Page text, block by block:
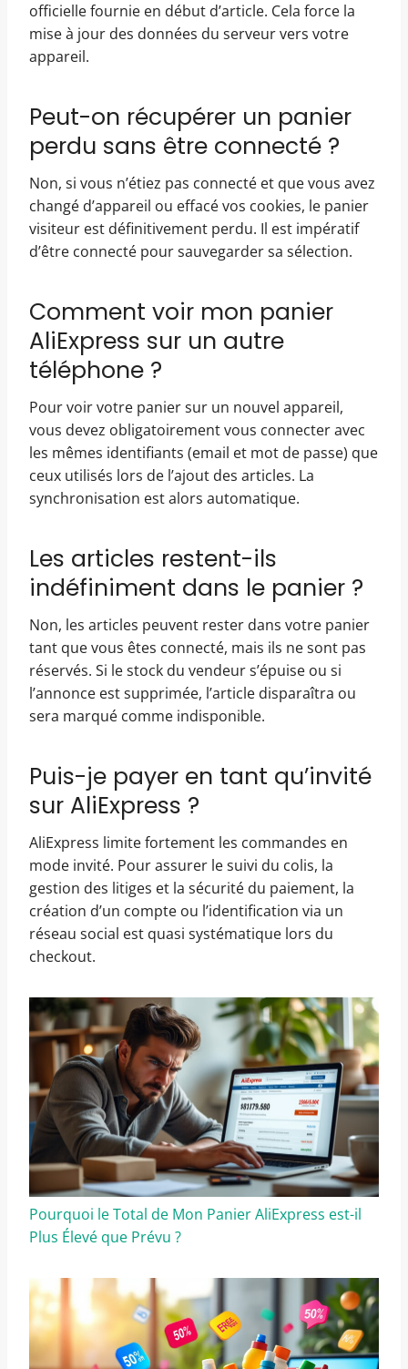
officielle fournie en début d’article. Cela force la
mise à jour des données du serveur vers votre
appareil.
Peut-on récupérer un panier
perdu sans être connecté ?
Non, si vous n’étiez pas connecté et que vous avez
changé d’appareil ou effacé vos cookies, le panier
visiteur est définitivement perdu. Il est impératif
d’être connecté pour sauvegarder sa sélection.
Comment voir mon panier
AliExpress sur un autre
téléphone ?
Pour voir votre panier sur un nouvel appareil,
vous devez obligatoirement vous connecter avec
les mêmes identifiants (email et mot de passe) que
ceux utilisés lors de l’ajout des articles. La
synchronisation est alors automatique.
Les articles restent-ils
indéfiniment dans le panier ?
Non, les articles peuvent rester dans votre panier
tant que vous êtes connecté, mais ils ne sont pas
réservés. Si le stock du vendeur s’épuise ou si
l’annonce est supprimée, l’article disparaîtra ou
sera marqué comme indisponible.
Puis-je payer en tant qu’invité
sur AliExpress ?
AliExpress limite fortement les commandes en
mode invité. Pour assurer le suivi du colis, la
gestion des litiges et la sécurité du paiement, la
création d’un compte ou l’identification via un
réseau social est quasi systématique lors du
checkout.
Pourquoi le Total de Mon Panier AliExpress est-il
Plus Élevé que Prévu ?